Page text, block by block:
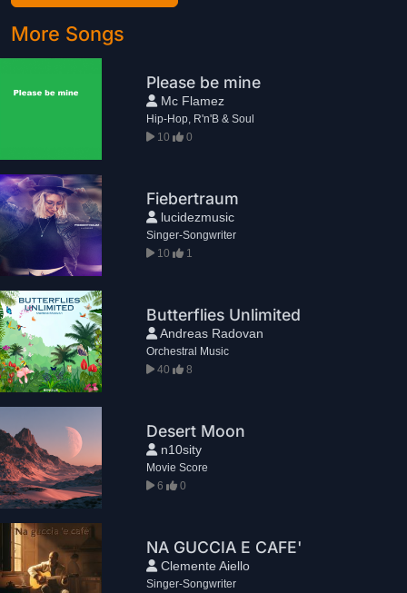
More Songs
Please be mine
Mc Flamez
Hip-Hop, R'n'B & Soul
10
0
Fiebertraum
lucidezmusic
Singer-Songwriter
10
1
Butterflies Unlimited
Andreas Radovan
Orchestral Music
40
8
Desert Moon
n10sity
Movie Score
6
0
NA GUCCIA E CAFE'
Clemente Aiello
Singer-Songwriter